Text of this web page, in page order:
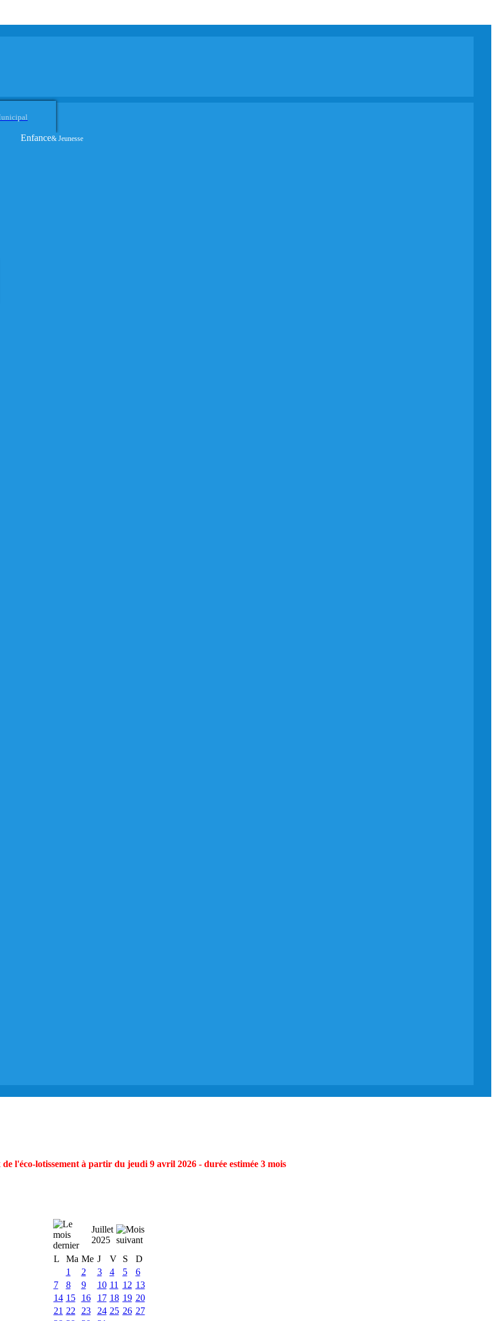
Enfance& Jeunesse
l'éco-lotissement à partir du jeudi 9 avril 2026 - durée estimée 3 mois
Juillet
2025
L
Ma Me J V S
D
1
2 3 4 5
6
7
8 9 10 11 12 13
14 15 16 17 18 19 20
21 22 23 24 25 26 27